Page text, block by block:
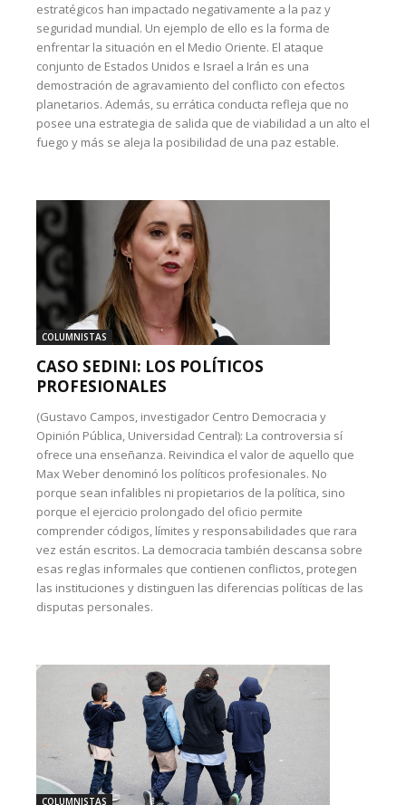
estratégicos han impactado negativamente a la paz y
seguridad mundial. Un ejemplo de ello es la forma de
enfrentar la situación en el Medio Oriente. El ataque
conjunto de Estados Unidos e Israel a Irán es una
demostración de agravamiento del conflicto con efectos
planetarios. Además, su errática conducta refleja que no
posee una estrategia de salida que de viabilidad a un alto el
fuego y más se aleja la posibilidad de una paz estable.
COLUMNISTAS
CASO SEDINI: LOS POLÍTICOS
PROFESIONALES
(Gustavo Campos, investigador Centro Democracia y
Opinión Pública, Universidad Central): La controversia sí
ofrece una enseñanza. Reivindica el valor de aquello que
Max Weber denominó los políticos profesionales. No
porque sean infalibles ni propietarios de la política, sino
porque el ejercicio prolongado del oficio permite
comprender códigos, límites y responsabilidades que rara
vez están escritos. La democracia también descansa sobre
esas reglas informales que contienen conflictos, protegen
las instituciones y distinguen las diferencias políticas de las
disputas personales.
COLUMNISTAS